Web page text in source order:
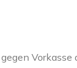
Vorkasse